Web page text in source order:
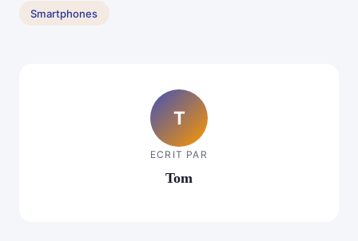
Smartphones
T
ECRIT PAR
Tom